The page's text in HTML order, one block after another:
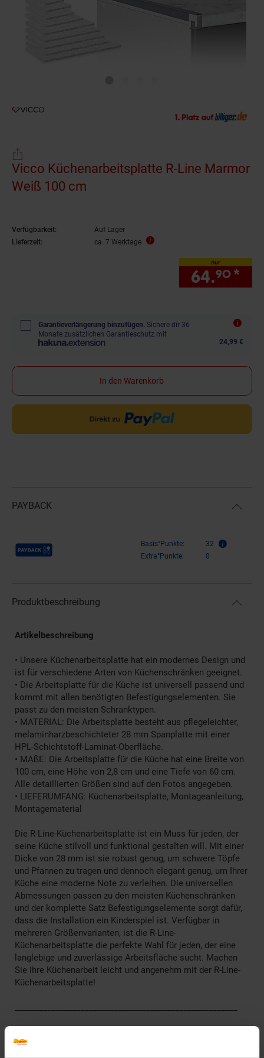
Vicco Küchenarbeitsplatte R-Line Marmor
Weiß 100 cm
Verfügbarkeit:
Auf Lager
Lieferzeit:
ca. 7 Werktage
nur
64.90 *
Garantieverlängerung hinzufügen. Sichere dir 36
Monate zusätzlichen Garantieschutz mit
24,99 €
In den Warenkorb
PAYBACK
Payback Punkte Basis°Punkte:
32
Extra°Punkte:
0
Produktbeschreibung
Artikelbeschreibung
• Unsere Küchenarbeitsplatte hat ein modernes Design und
ist für verschiedene Arten von Küchenschränken geeignet.
• Die Arbeitsplatte für die Küche ist universell passend und
kommt mit allen benötigten Befestigungselementen. Sie
passt zu den meisten Schranktypen.
• MATERIAL: Die Arbeitsplatte besteht aus pflegeleichter,
melaminharzbeschichteter 28 mm Spanplatte mit einer
HPL-Schichtstoff-Laminat-Oberfläche.
• MAßE: Die Arbeitsplatte für die Küche hat eine Breite von
100 cm, eine Höhe von 2,8 cm und eine Tiefe von 60 cm.
Alle detaillierten Größen sind auf den Fotos angegeben.
• LIEFERUMFANG: Küchenarbeitsplatte, Montageanleitung,
Montagematerial
Die R-Line-Küchenarbeitsplatte ist ein Muss für jeden, der
seine Küche stilvoll und funktional gestalten will. Mit einer
Dicke von 28 mm ist sie robust genug, um schwere Töpfe
und Pfannen zu tragen und dennoch elegant genug, um Ihrer
Küche eine moderne Note zu verleihen. Die universellen
Abmessungen passen zu den meisten Küchenschränken
und der komplette Satz Befestigungselemente sorgt dafür,
dass die Installation ein Kinderspiel ist. Verfügbar in
mehreren Größenvarianten, ist die R-Line-
Küchenarbeitsplatte die perfekte Wahl für jeden, der eine
langlebige und zuverlässige Arbeitsfläche sucht. Machen
Sie Ihre Küchenarbeit leicht und angenehm mit der R-Line-
Küchenarbeitsplatte!